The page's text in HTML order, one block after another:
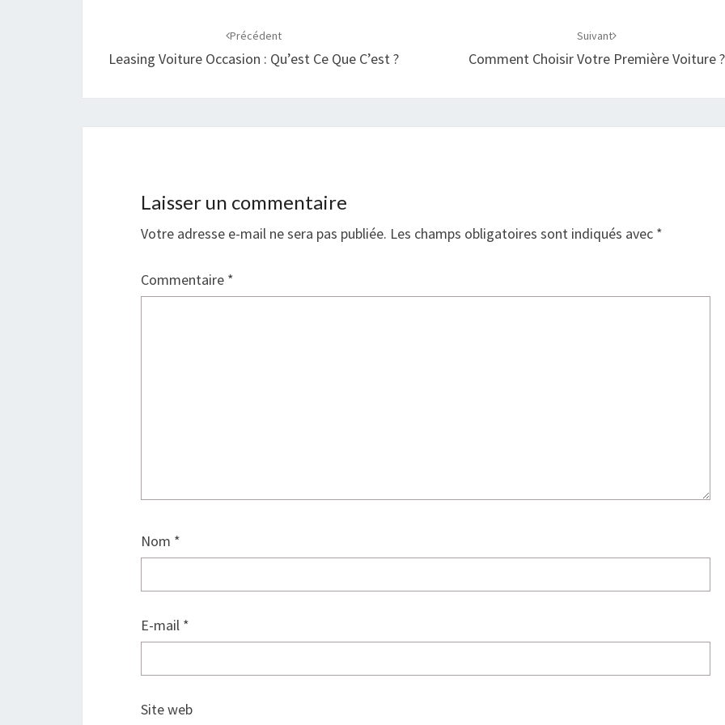
Précédent
Leasing Voiture Occasion : Qu’est Ce Que C’est ?
Suivant
Comment Choisir Votre Première Voiture ?
Laisser un commentaire
Votre adresse e-mail ne sera pas publiée. Les champs obligatoires sont indiqués avec *
Commentaire *
Nom *
E-mail *
Site web